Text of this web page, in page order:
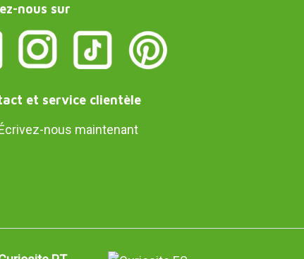
nous sur
et service clientèle
nous maintenant